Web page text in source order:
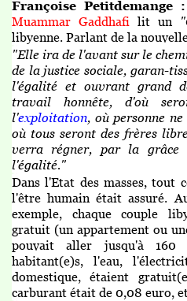
Françoise Petitdemange :
Muammar Gaddhafi lit un
libyenne. Parlant de la
"Elle ira de l'avant sur le
de la justice sociale, garan-
l'égalité et ouvrant grand
travail honnête, d'où
l'exploitation, où personne
où tous seront des frères
verra régner, par la grâce
l'égalité."
Dans l'Etat des masses, tout
l'être humain était assuré.
exemple, chaque couple
gratuit (un appartement ou
pouvait aller jusqu'à 160
habitant(e)s, l'eau,
domestique, étaient
carburant était de 0,08 euro,